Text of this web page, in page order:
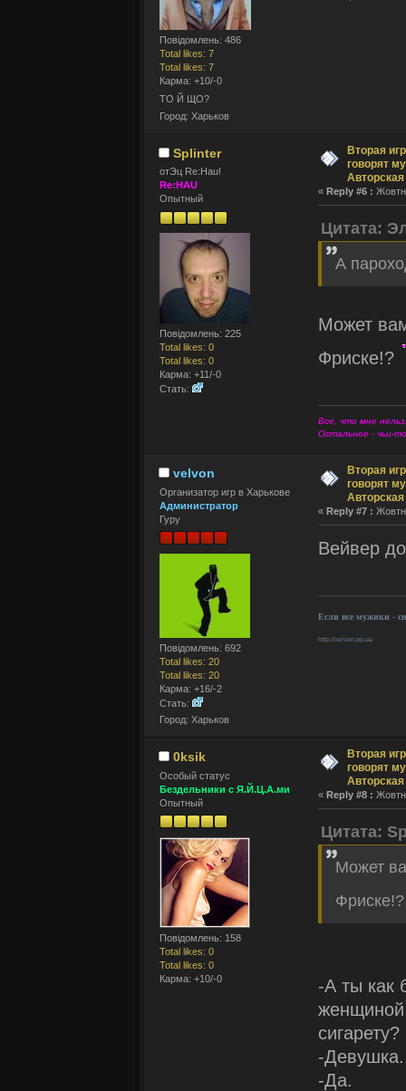
Повідомлень: 486
Total likes: 7
Total likes: 7
Карма: +10/-0
ТО Й ЩО?
Город: Харьков
Splinter
отЭц Re:Hau!
Re:HAU
Опытный
Повідомлень: 225
Total likes: 0
Total likes: 0
Карма: +11/-0
Стать:
Вторая
говорят
« Reply #6 :
Цитата:
А
Может
Фриске!?
Все, что мне
Остальное - чьи-
velvon
Организатор игр в Харькове
Администратор
Гуру
Повідомлень: 692
Total likes: 20
Total likes: 20
Карма: +16/-2
Стать:
Город: Харьков
Вторая
говорят
« Reply #7 :
Вейвер
Если все мужики -
http://velvon.pp.ua
0ksik
Оcобый статус
Бездельники с Я.Й.Ц.А.ми
Опытный
Повідомлень: 158
Total likes: 0
Total likes: 0
Карма: +10/-0
Вторая
говорят
« Reply #8 :
Цитата:
Может
-А ты как
сигарету?
-
-Да.